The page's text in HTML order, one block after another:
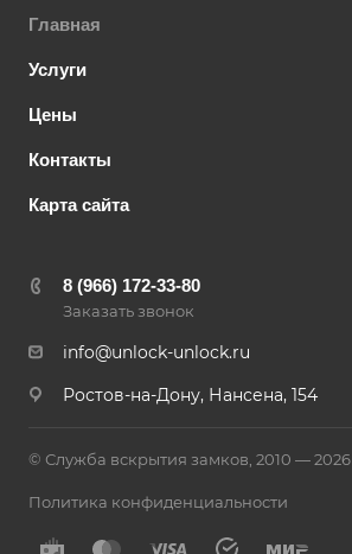
Главная
Услуги
Цены
Контакты
Карта сайта
8 (966) 172-33-80
Заказать звонок
info@unlock-unlock.ru
Ростов-на-Дону, Нансена, 154
© Служба вскрытия замков, 2010 — 2026
Политика конфиденциальности